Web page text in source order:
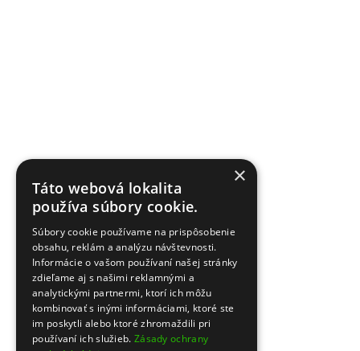
×
Táto webová lokalita
používa súbory cookie.
Súbory cookie používame na prispôsobenie
obsahu, reklám a analýzu návštevnosti.
Informácie o vašom používaní našej stránky
zdieľame aj s našimi reklamnými a
analytickými partnermi, ktorí ich môžu
kombinovať s inými informáciami, ktoré ste
im poskytli alebo ktoré zhromaždili pri
používaní ich služieb. Zásady ochrany